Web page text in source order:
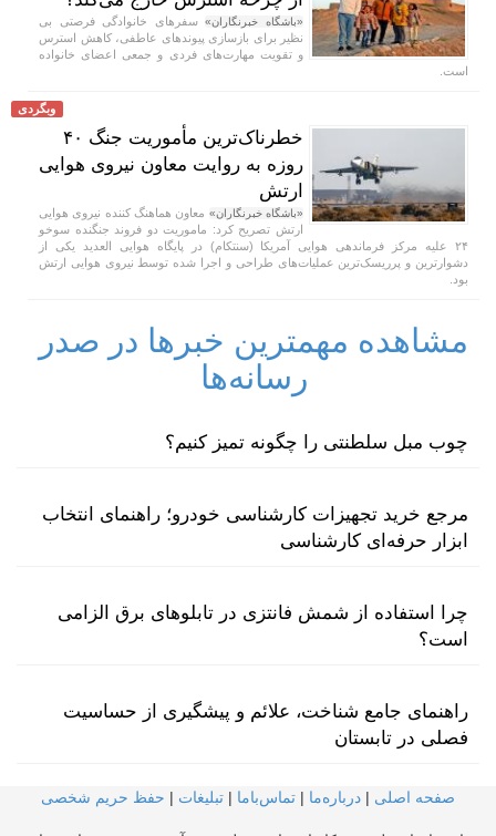
«باشگاه خبرنگاران»سفر‌های خانوادگی فرصتی بی
نظیر برای بازسازی پیوند‌های عاطفی، کاهش استرس
و تقویت مهارت‌های فردی و جمعی اعضای خانواده
است.
وبگردی
خطرناک‌ترین مأموریت جنگ ۴۰
روزه به روایت معاون نیروی هوایی
ارتش
«باشگاه خبرنگاران» معاون هماهنگ کننده نیروی هوایی
ارتش تصریح کرد: ماموریت دو فروند جنگنده سوخو
۲۴ علیه مرکز فرماندهی هوایی آمریکا (سنتکام) در پایگاه هوایی العدید یکی از
دشوارترین و پرریسک‌ترین عملیات‌های طراحی و اجرا شده توسط نیروی هوایی ارتش
بود.
مشاهده مهمترین خبرها در صدر
رسانه‌ها
چوب مبل سلطنتی را چگونه تمیز کنیم؟
مرجع خرید تجهیزات کارشناسی خودرو؛ راهنمای انتخاب
ابزار حرفه‌ای کارشناسی
چرا استفاده از شمش فانتزی در تابلوهای برق الزامی
است؟
راهنمای جامع شناخت، علائم و پیشگیری از حساسیت
فصلی در تابستان
صفحه اصلی | درباره‌ما | تماس‌با‌ما | تبلیغات | حفظ حریم شخصی